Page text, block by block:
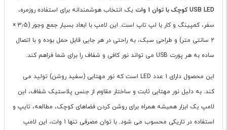
USB LED کوچک با توان 1 وات
یک انتخاب هوشمندانه برای استفاده روزمره،
سفر، کمپینگ و کار با لپ تاپ است. این لامپ با ابعاد بسیار جمع وجور (3٫5 ×
2 سانتی متر) و طراحی سبک، به راحتی در هر جایی قابل حمل بوده و با اتصال
ساده به هر پورت USB می تواند نور کافی و شفاف را برای شما فراهم کند.
این محصول دارای 1 عدد LED است که نور مهتابی (سفید روشن) تولید می
کند. به دلیل نور مهتابی ثابت و ساختار مقاوم از جنس پلاستیک شفاف، این
لامپ یک ابزار همیشه همراه برای روشن کردن فضاهای کوچک، مطالعه، تایپ و
استفاده در تاریکی محسوب می شود. با توان مصرفی تنها 1 وات، این لامپ